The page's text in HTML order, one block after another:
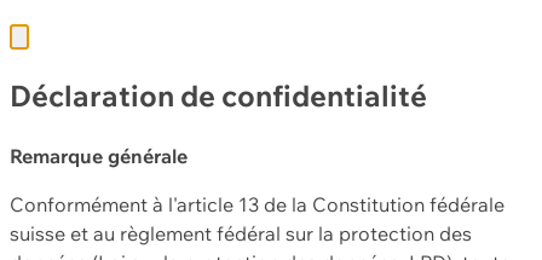
Déclaration de confidentialité
Remarque générale
Conformément à l'article 13 de la Constitution fédérale
suisse et au règlement fédéral sur la protection des